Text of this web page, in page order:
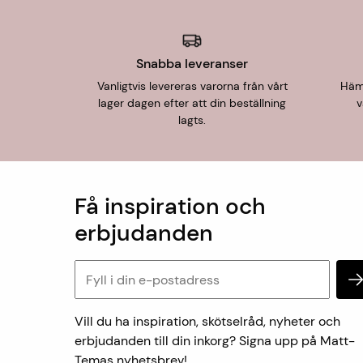
Snabba leveranser
Vanligtvis levereras varorna från vårt
lager dagen efter att din beställning
lagts.
Få inspiration och
erbjudanden
Vill du ha inspiration, skötselråd, nyheter och
erbjudanden till din inkorg? Signa upp på Matt-